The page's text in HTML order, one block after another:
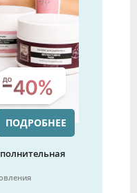
ПОДРОБНЕЕ